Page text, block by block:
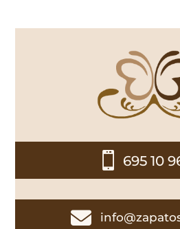
 695 10
